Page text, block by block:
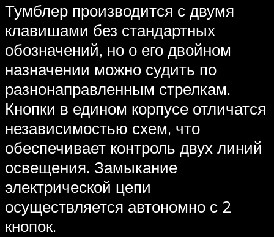
Тумблер производится с двумя
клавишами без стандартных
обозначений, но о его двойном
назначении можно судить по
разнонаправленным стрелкам.
Кнопки в едином корпусе отличатся
независимостью схем, что
обеспечивает контроль двух линий
освещения. Замыкание
электрической цепи
осуществляется автономно с 2
кнопок.